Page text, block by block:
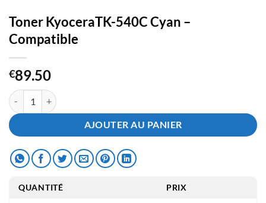
Toner KyoceraTK-540C Cyan –
Compatible
€89.50
quantité de Toner KyoceraTK-540C Cyan - Compatible
AJOUTER AU PANIER
QUANTITÉ PRIX